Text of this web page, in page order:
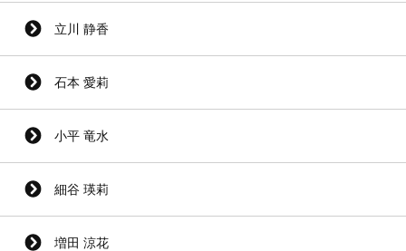
立川 静香
石本 愛莉
小平 竜水
細谷 瑛莉
増田 涼花